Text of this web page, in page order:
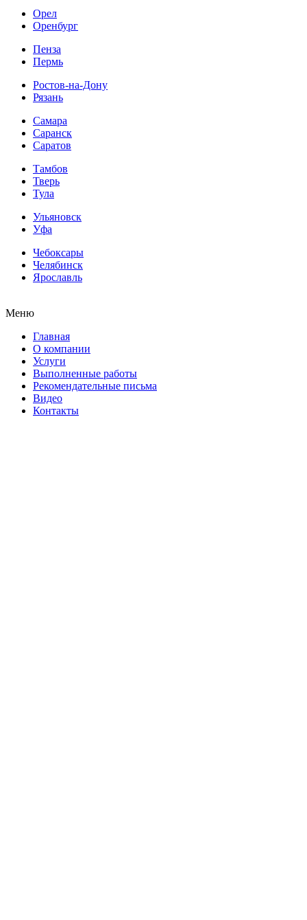
Орел
Оренбург
Пенза
Пермь
Ростов-на-Дону
Рязань
Самара
Саранск
Саратов
Тамбов
Тверь
Тула
Ульяновск
Уфа
Чебоксары
Челябинск
Ярославль
Меню
Главная
О компании
Услуги
Выполненные работы
Рекомендательные письма
Видео
Контакты